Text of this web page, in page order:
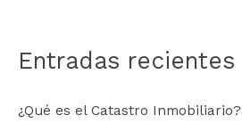
Entradas recientes
¿Qué es el Catastro Inmobiliario?